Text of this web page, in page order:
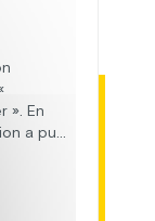
». En
a pu